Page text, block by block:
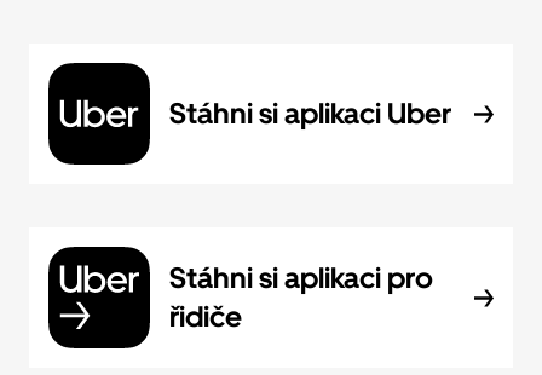
Stáhni si aplikaci Uber
Stáhni si aplikaci pro
řidiče